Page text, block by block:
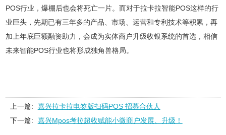
POS行业，爆棚后也会将死亡一片。而对于拉卡拉智能POS这样的行
业巨头，先期已有三年多的产品、市场、运营和专利技术等积累，再
加上年底巨额融资助力，会成为实体商户升级收银系统的首选，相信
未来智能POS行业也将形成独角兽格局。
上一篇:
嘉兴拉卡拉电签版扫码POS 招募合伙人
下一篇:
嘉兴Mpos考拉超收赋能小微商户发展、升级！